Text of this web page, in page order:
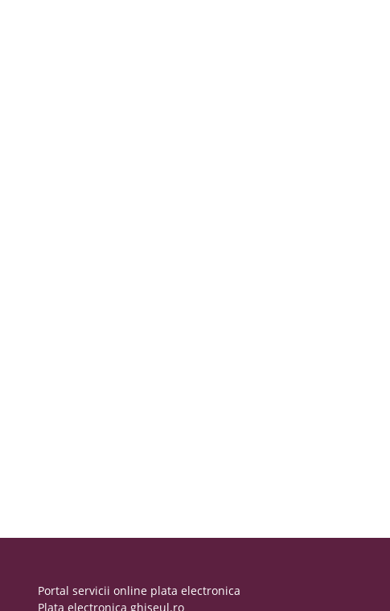
Portal servicii online plata electronica
Plata electronica ghiseul.ro